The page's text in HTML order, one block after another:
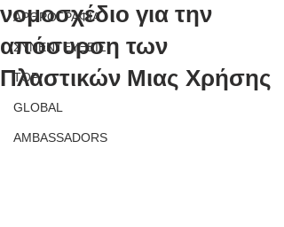
ΑΡΘΡΟΓΡΑΦΙΑ
ΣΥΝΕΝΤΕΥΞΕΙΣ
TOP
GLOBAL
AMBASSADORS
νομοσχέδιο για την
απόσυρση των
Πλαστικών Μιας Χρήσης